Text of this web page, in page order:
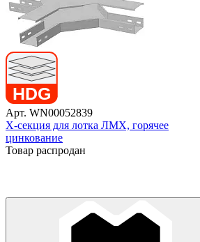
Арт. WN00052839
X-секция для лотка ЛМХ, горячее
цинкование
Товар распродан